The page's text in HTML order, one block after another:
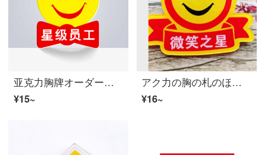
亚克力胸牌オーダーメードスマイルサービス従業員実習生店長笑顔カードバッジオーダメード宝克赤い星の従業員
¥15~
アク力の胸の札のほほえみはあなたのために笑顔の札のバッジのホテルの従業員の販売ガイドのブローチの胸のバッジのほほえみの星にサービスします。
¥16~